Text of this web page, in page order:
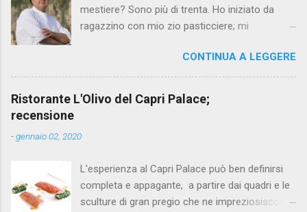
mestiere? Sono più di trenta. Ho iniziato da
ragazzino con mio zio pasticciere; mi
creavano dei dolci così saporiti e apprezzati da
tutti. Perché hai scelto questo percorso?
All’epoca sceglievano tutti ragioneria per
puntare a un posto fisso, ma non mi sono mai
mettermi costantemente alla prova con le sfide
poco stimato, ma era esattamente quello che
cercavo, una vita non facile, per dimostrare il
mio valore senza alcun tipo di scorciatoia. Il
CONTINUA A LEGGERE
Ristorante L'Olivo del Capri Palace;
recensione
-gennaio 02, 2020
L'esperienza al Capri Palace può ben definirsi
completa e appagante, a partire dai quadri e le
sculture di gran pregio che ne impreziosiscono